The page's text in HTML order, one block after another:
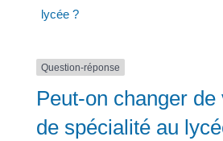
lycée ?
Question-réponse
Peut-on changer de
de spécialité au